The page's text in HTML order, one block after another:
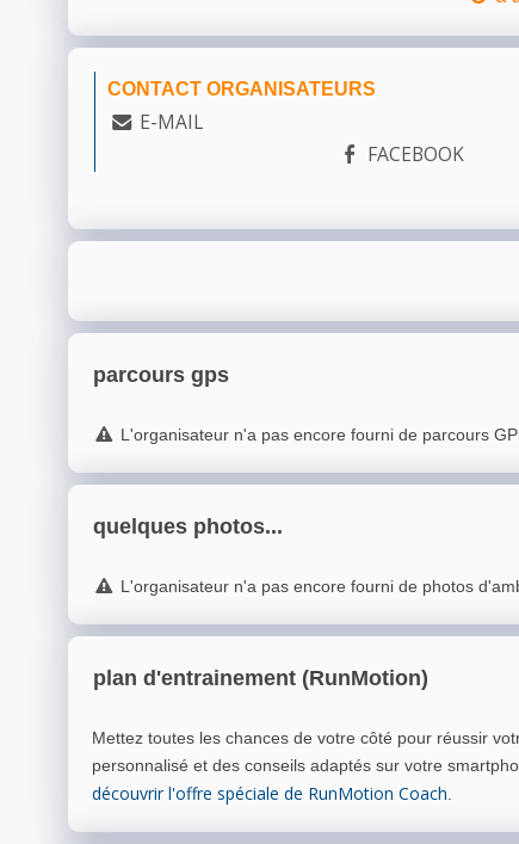
CONTACT ORGANISATEURS
E-MAIL
FACEBOOK
parcours gps
L'organisateur n'a pas encore fourni de parcours
quelques photos...
L'organisateur n'a pas encore fourni de photos
plan d'entrainement (RunMotion)
Mettez toutes les chances de votre côté pour réussir
personnalisé et des conseils adaptés sur votre
découvrir l'offre spéciale de RunMotion Coach.